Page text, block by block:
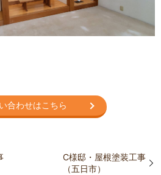
合わせはこちら
C様邸・屋根塗装工事
（五日市）